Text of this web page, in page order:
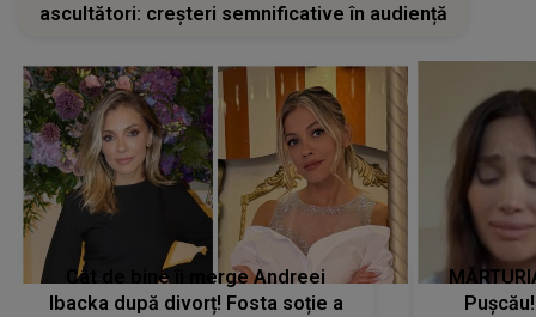
ascultători: creșteri semnificative în audiență
Cât de bine îi merge Andreei
Ibacka după divorț! Fosta soție a